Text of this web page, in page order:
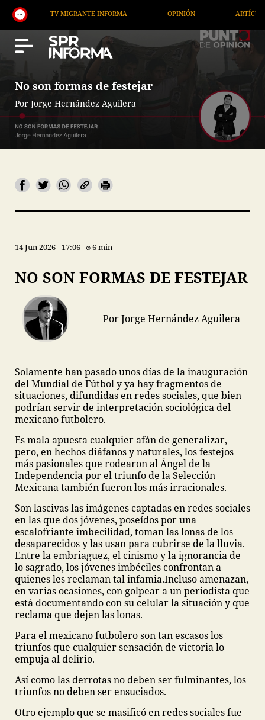
TV MIGRANTE INFORMA ARTÍCULOS
No son formas de festejar
Por Jorge Hernández Aguilera
14 Jun 2026 17:06 6 min
NO SON FORMAS DE FESTEJAR
Por Jorge Hernández Aguilera
Solamente han pasado unos días de la inauguración
del Mundial de Fútbol y ya hay fragmentos de
situaciones, difundidas en redes sociales, que bien
podrían servir de interpretación sociológica del
mexicano futbolero.
Es mala apuesta cualquier afán de generalizar,
pero, en hechos diáfanos y naturales, los festejos
más pasionales que rodearon al Ángel de la
Independencia por el triunfo de la Selección
Mexicana también fueron los más irracionales.
Son lascivas las imágenes captadas en redes sociales
en las que dos jóvenes, poseídos por una
escalofriante imbecilidad, toman las lonas de los
desaparecidos y las usan para cubrirse de la lluvia.
Entre la embriaguez, el cinismo y la ignorancia de
lo sagrado, los jóvenes imbéciles confrontan a
quienes les reclaman tal infamia.Incluso amenazan,
en varias ocasiones, con golpear a un periodista que
está documentando con su celular la situación y que
reclama que dejen las lonas.
Para el mexicano futbolero son tan escasos los
triunfos que cualquier sensación de victoria lo
empuja al delirio.
Así como las derrotas no deben ser fulminantes, los
triunfos no deben ser ensuciados.
Otro ejemplo que se masificó en redes sociales fue